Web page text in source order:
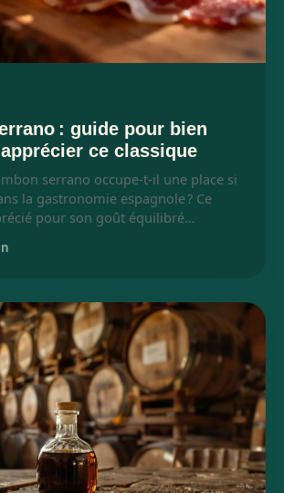
: guide pour bien
ce classique
serrano occupe-t-il une place si
la gastronomie espagnole ? Ce
pour son goût équilibré…